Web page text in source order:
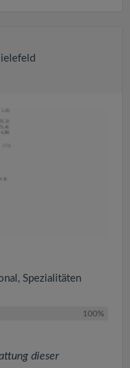
Spezialitäten
100%
dieser